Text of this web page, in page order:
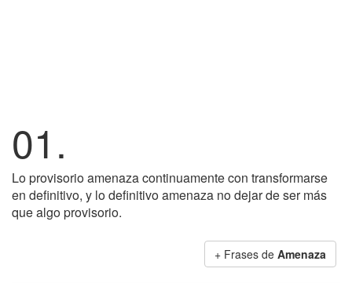
01.
Lo provisorio amenaza continuamente con transformarse
en definitivo, y lo definitivo amenaza no dejar de ser más
que algo provisorio.
+ Frases de Amenaza